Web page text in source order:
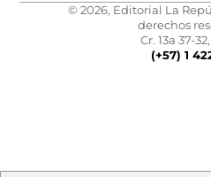
© 2026, Editorial La
derechos
Cr. 13a 37-
(+57) 1